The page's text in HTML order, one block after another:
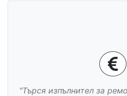
"Търся изпълнител за